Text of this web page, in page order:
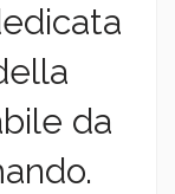
da